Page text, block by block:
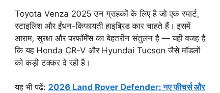
Toyota Venza 2025 उन ग्राहकों के लिए है जो एक स्मार्ट,
स्टाइलिश और ईंधन-किफायती हाइब्रिड कार चाहते हैं। इसमें
आराम, सुरक्षा और परफॉर्मेंस का बेहतरीन संतुलन है — यही वजह है
कि यह Honda CR-V और Hyundai Tucson जैसे मॉडलों
को कड़ी टक्कर दे रही है।
यह भी पढ़ें: 2026 Land Rover Defender: नए फीचर्स और